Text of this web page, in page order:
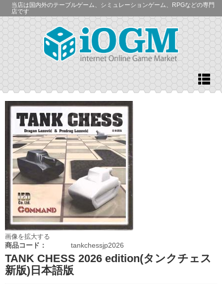
当店は国内外のテーブルゲーム、シミュレーションゲーム、RPGなどの専門
店です
画像を拡大する
商品コード： tankchessjp2026
TANK CHESS 2026 edition(タンクチェス
新版)日本語版